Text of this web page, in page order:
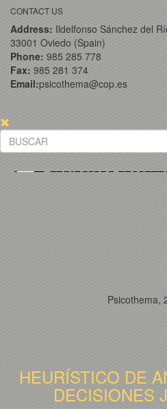
CONTACT US
Address: Ildelfonso Sánchez del
33001 Oviedo (Spain)
Phone: 985 285 778
Fax: 985 281 374
Email:psicothema@cop.es
Psicothema,
HEURÍSTICO DE
DECISIONES